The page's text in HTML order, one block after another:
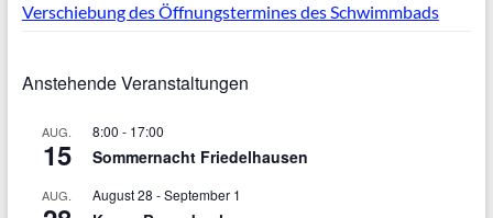
Verschiebung des Öffnungstermines des Schwimmbads
Anstehende Veranstaltungen
AUG.
15
8:00 - 17:00
Sommernacht Friedelhausen
AUG. August 28 -September 1